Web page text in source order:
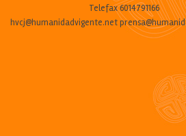
Telefax 6014791166
hvcj@humanidadvigente.net